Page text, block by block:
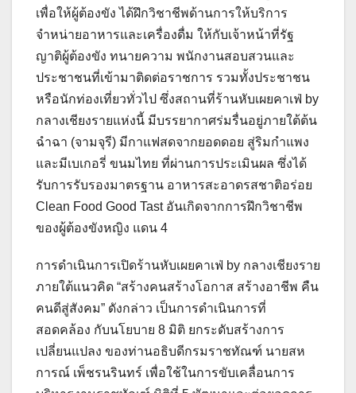
เพื่อให้ผู้ต้องขัง ได้ฝึกวิชาชีพด้านการให้บริการ
จำหน่ายอาหารและเครื่องดื่ม ให้กับเจ้าหน้าที่รัฐ
ญาติผู้ต้องขัง ทนายความ พนักงานสอบสวนและ
ประชาชนที่เข้ามาติดต่อราชการ รวมทั้งประชาชน
หรือนักท่องเที่ยวทั่วไป ซึ่งสถานที่ร้านหับเผยคาเฟ่ by
กลางเชียงรายแห่งนี้ มีบรรยากาศร่มรื่นอยู่ภายใต้ต้น
ฉำฉา (จามจุรี) มีกาแฟสดจากยอดดอย สู่ริมกำแพง
และมีเบเกอรี่ ขนมไทย ที่ผ่านการประเมินผล ซึ่งได้
รับการรับรองมาตรฐาน อาหารสะอาดรสชาติอร่อย
Clean Food Good Tast อันเกิดจากการฝึกวิชาชีพ
ของผู้ต้องขังหญิง แดน 4
การดำเนินการเปิดร้านหับเผยคาเฟ่ by กลางเชียงราย
ภายใต้แนวคิด “สร้างคนสร้างโอกาส สร้างอาชีพ คืน
คนดีสู่สังคม” ดังกล่าว เป็นการดำเนินการที่
สอดคล้อง กับนโยบาย 8 มิติ ยกระดับสร้างการ
เปลี่ยนแปลง ของท่านอธิบดีกรมราชทัณฑ์ นายสห
การณ์ เพ็ชรนรินทร์ เพื่อใช้ในการขับเคลื่อนการ